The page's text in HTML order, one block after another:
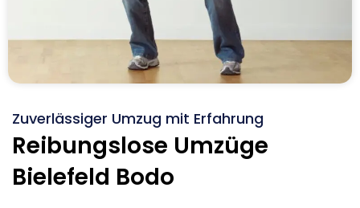
Zuverlässiger Umzug mit Erfahrung
Reibungslose Umzüge
Bielefeld Bodo